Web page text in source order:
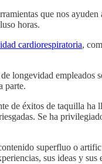
que nos ayuden
horas.
cardiorespiratoria,
longevidad empleados
parte.
de éxitos de taquilla ha
Se ha
superfluo o
sus ideas y